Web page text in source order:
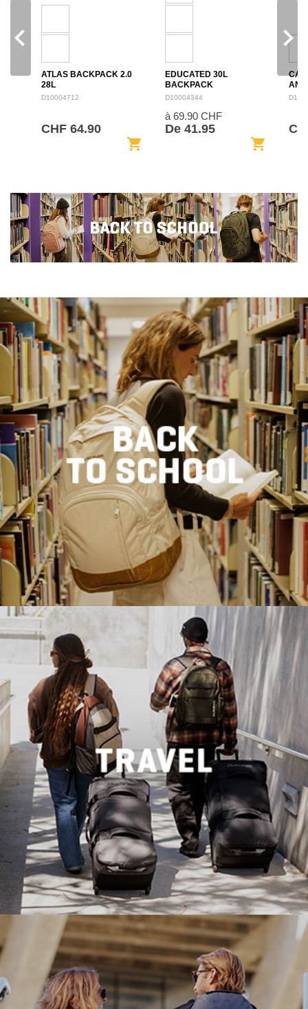
ATLAS BACKPACK 2.0
28L
D10004712
CHF 64.90
shopping_cart
EDUCATED 30L
BACKPACK
D10004344
à 69.90 CHF
De 41.95
shopping_cart
navigate_before navigate_next